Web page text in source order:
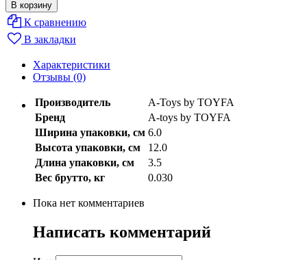
К сравнению
В закладки
Характеристики
Отзывы (0)
Производитель
A-Toys by TOYFA
Бренд
A-toys by TOYFA
Ширина упаковки, см 6.0
Высота упаковки, см
12.0
Длина упаковки, см
3.5
Вес брутто, кг
0.030
Пока нет комментариев
Написать комментарий